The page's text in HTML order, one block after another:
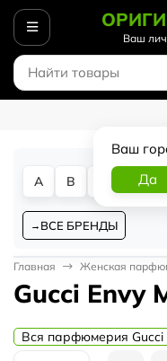
Ваш
Ваш
A B D
ВСЕ БРЕНДЫ
Главная Женская
Gucci Envy
Вся парфюмерия Gucci